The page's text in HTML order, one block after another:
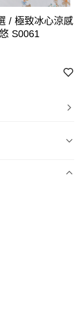
/ 極致冰心涼感
S0061